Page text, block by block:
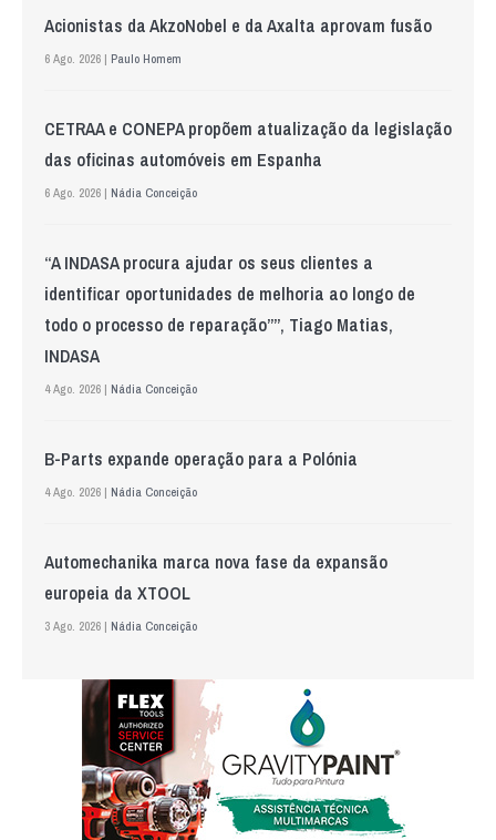
Acionistas da AkzoNobel e da Axalta aprovam fusão
6 Ago. 2026 | Paulo Homem
CETRAA e CONEPA propõem atualização da legislação
das oficinas automóveis em Espanha
6 Ago. 2026 | Nádia Conceição
“A INDASA procura ajudar os seus clientes a
identificar oportunidades de melhoria ao longo de
todo o processo de reparação””, Tiago Matias,
INDASA
4 Ago. 2026 | Nádia Conceição
B-Parts expande operação para a Polónia
4 Ago. 2026 | Nádia Conceição
Automechanika marca nova fase da expansão
europeia da XTOOL
3 Ago. 2026 | Nádia Conceição